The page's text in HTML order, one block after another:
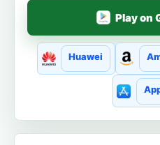
Play on
Huawei